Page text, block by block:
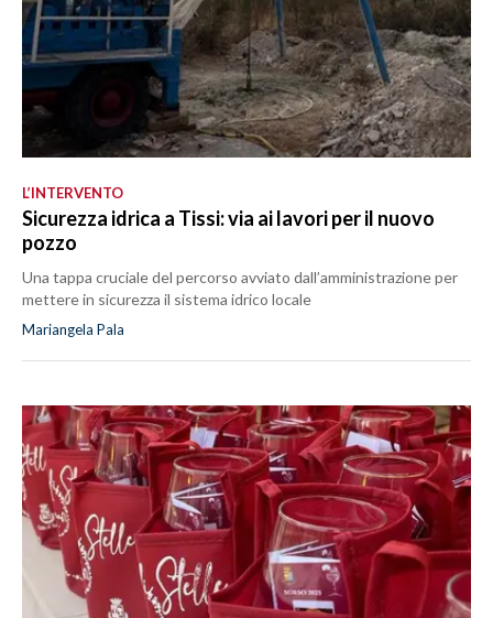
L’INTERVENTO
Sicurezza idrica a Tissi: via ai lavori per il nuovo
pozzo
Una tappa cruciale del percorso avviato dall’amministrazione per
mettere in sicurezza il sistema idrico locale
Mariangela Pala